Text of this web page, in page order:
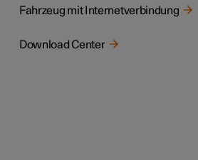
Fahrzeug mit Internetverbindung
Download Center